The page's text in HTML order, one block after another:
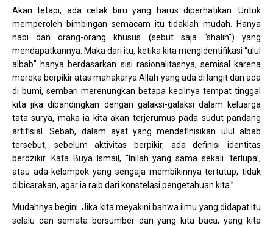
Akan tetapi, ada cetak biru yang harus diperhatikan. Untuk
memperoleh bimbingan semacam itu tidaklah mudah. Hanya
nabi dan orang-orang khusus (sebut saja “shalih”) yang
mendapatkannya. Maka dari itu, ketika kita mengidentifikasi “ulul
albab” hanya berdasarkan sisi rasionalitasnya, semisal karena
mereka berpikir atas mahakarya Allah yang ada di langit dan ada
di bumi, sembari merenungkan betapa kecilnya tempat tinggal
kita jika dibandingkan dengan galaksi-galaksi dalam keluarga
tata surya, maka ia kita akan terjerumus pada sudut pandang
artifisial. Sebab, dalam ayat yang mendefinisikan ulul albab
tersebut, sebelum aktivitas berpikir, ada definisi identitas
berdzikir. Kata Buya Ismail, “Inilah yang sama sekali ‘terlupa’,
atau ada kelompok yang sengaja membikinnya tertutup, tidak
dibicarakan, agar ia raib dari konstelasi pengetahuan kita.”
Mudahnya begini. Jika kita meyakini bahwa ilmu yang didapat itu
selalu dan semata bersumber dari yang kita baca, yang kita